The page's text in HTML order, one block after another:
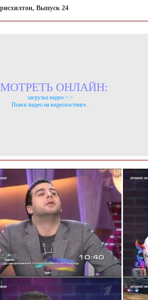
Выпуск 24
ОНЛАЙН:
загрузка видео.>.>
Поиск видео на видеохостинге..